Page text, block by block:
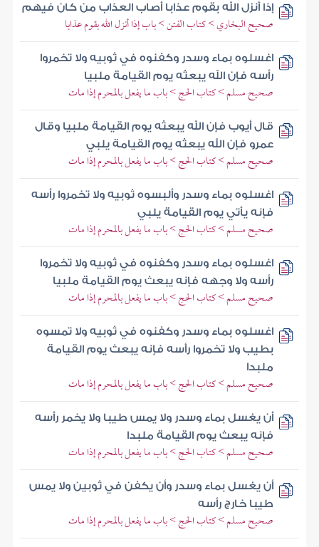
إذا أنزل الله بقوم عذابا أصاب العذاب من كان فيهم
صحيح البخاري > كتاب الفتن > باب إذا أنزل الله بقوم عذابا
اغسلوه بماء وسدر وكفنوه في ثوبيه ولا تخمروا
رأسه فإن الله يبعثه يوم القيامة ملبيا
صحيح مسلم > كتاب الحج > باب ما يفعل بالمحرم إذا مات
قال أيوب فإن الله يبعثه يوم القيامة ملبيا وقال
عمرو فإن الله يبعثه يوم القيامة يلبي
صحيح مسلم > كتاب الحج > باب ما يفعل بالمحرم إذا مات
اغسلوه بماء وسدر وألبسوه ثوبيه ولا تخمروا رأسه
فإنه يأتي يوم القيامة يلبي
صحيح مسلم > كتاب الحج > باب ما يفعل بالمحرم إذا مات
اغسلوه بماء وسدر وكفنوه في ثوبيه ولا تخمروا
رأسه ولا وجهه فإنه يبعث يوم القيامة ملبيا
صحيح مسلم > كتاب الحج > باب ما يفعل بالمحرم إذا مات
اغسلوه بماء وسدر وكفنوه في ثوبيه ولا تمسوه
بطيب ولا تخمروا رأسه فإنه يبعث يوم القيامة
ملبدا
صحيح مسلم > كتاب الحج > باب ما يفعل بالمحرم إذا مات
أن يغسل بماء وسدر ولا يمس طيبا ولا يخمر رأسه
فإنه يبعث يوم القيامة ملبدا
صحيح مسلم > كتاب الحج > باب ما يفعل بالمحرم إذا مات
أن يغسل بماء وسدر وأن يكفن في ثوبين ولا يمس
طيبا خارج رأسه
صحيح مسلم > كتاب الحج > باب ما يفعل بالمحرم إذا مات